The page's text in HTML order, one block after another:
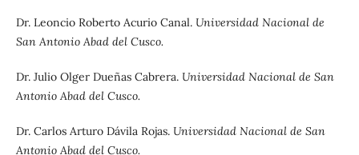
Dr. Leoncio Roberto Acurio Canal. Universidad Nacional de
San Antonio Abad del Cusco.
Dr. Julio Olger Dueñas Cabrera. Universidad Nacional de San
Antonio Abad del Cusco.
Dr. Carlos Arturo Dávila Rojas. Universidad Nacional de San
Antonio Abad del Cusco.